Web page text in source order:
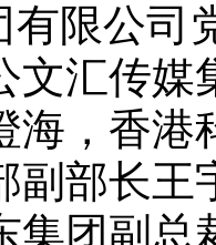
有限公司
文汇传
海，香港
副部长王
集团副